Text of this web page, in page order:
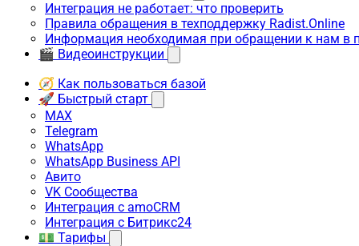
Интеграция не работает: что проверить
Правила обращения в техподдержку Radist.Online
Информация необходимая при обращении к нам в
🎬 Видеоинструкции
🧭 Как пользоваться базой
🚀 Быстрый старт
MAX
Telegram
WhatsApp
WhatsApp Business API
Авито
VK Сообщества
Интеграция с amoCRM
Интеграция с Битрикс24
💵 Тарифы